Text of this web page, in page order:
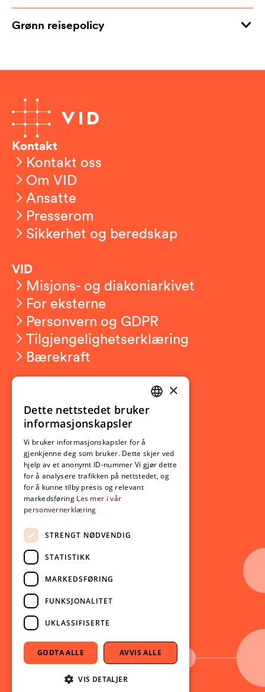
Grønn reisepolicy
Kontakt
Kontakt oss
Om VID
Ansatte
Presserom
Sikkerhet og beredskap
VID
Misjons- og diakoniarkivet
For eksterne
Personvern og GDPR
Tilgjengelighetserklæring
Bærekraft
Ny student
Utveksling
Opptak
Lov- og regelverk
Aktuelt
Nyheter
Arrangementer
Nyhetsbrev
Ledige stillinger
Følg oss på sosiale medier:
Facebook
Instagram
Youtube
LinkedIn
TikTok
NORWEGIAN
×
Dette nettstedet bruker
informasjonskapsler
Vi bruker informasjonskapsler for å
gjenkjenne deg som bruker. Dette skjer ved
hjelp av et anonymt ID-nummer Vi gjør dette
for å analysere trafikken på nettstedet, og
for å kunne tilby presis og relevant
markedsføring Les mer i vår
personvernerklæring
STRENGT NØDVENDIG
STATISTIKK
MARKEDSFØRING
FUNKSJONALITET
UKLASSIFISERTE
GODTA ALLE AVVIS ALLE
VIS DETALJER